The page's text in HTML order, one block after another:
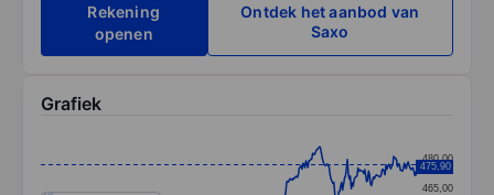
Rekening
openen
Ontdek het aanbod van
Saxo
Grafiek
Line chart with 391 data points.
465,00
480,00
475,90